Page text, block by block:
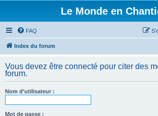
Le Monde en
FAQ
Index du forum
Vous devez être connecté pour citer des
forum.
Nom d’utilisateur :
Mot de passe :